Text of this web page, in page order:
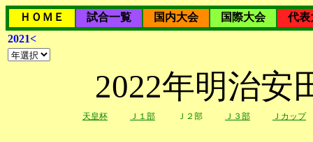
ＨＯＭＥ 試合一覧 国内大会 国際大会
代表
2021<
2022年明治安
天皇杯 Ｊ１部 Ｊ２部 Ｊ３部 Ｊカップ